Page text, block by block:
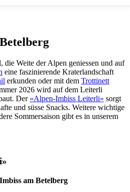
Betelberg
Stoss
2026/27
die Weite der Alpen geniessen und auf
eine faszinierende Kraterlandschaft
erkunden oder mit dem Trottinett
2026 wird auf dem Leiterli
Der «Alpen-Imbiss Leiterli» sorgt
und süsse Snacks. Weitere wichtige
Sommersaison gibt es in unserem
am Betelberg